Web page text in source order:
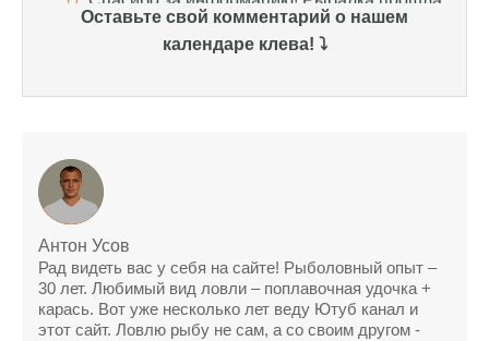
Сегодня благодаря прогнозу клева удалось
поймать крупного щуку, удивлен, но это
Поймал всего одну рыбу, несмотря на
"удачный" прогноз клева, разочарован
Сегодняшний прогноз клева позволил мне
успешно поймать крупную щуку.
Прогноз клева на рыбалку на следующую
Оставьте свой комментарий о нашем
календаре клева! ⤵️
Антон Усов
Рад видеть вас у себя на сайте! Рыболовный опыт –
30 лет. Любимый вид ловли – поплавочная удочка +
карась. Вот уже несколько лет веду Ютуб канал и
этот сайт. Ловлю рыбу не сам, а со своим другом -